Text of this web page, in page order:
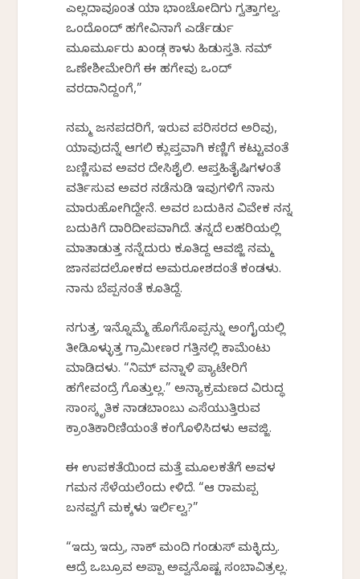
ಎಲ್ಲದಾವೂಂತ ಯಾ ಭಾಂಚೋದಿಗು ಗ್ವತ್ತಾಗಲ್ವ.
ಒಂದೊಂದ್ ಹಗೇವಿನಾಗೆ ಎರ್ಡೆರ್ಡು
ಮೂರ್ಮೂರು ಖಂಡ್ಗ ಕಾಳು ಹಿಡುಸ್ತತಿ. ನಮ್
ಒಣೇಶೀಮೇರಿಗೆ ಈ ಹಗೇವು ಒಂದ್
ವರದಾನಿದ್ದಂಗೆ,”
ನಮ್ಮ ಜನಪದರಿಗೆ, ಇರುವ ಪರಿಸರದ ಅರಿವು,
ಯಾವುದನ್ನೆ ಆಗಲಿ ಕ್ಲುಪ್ತವಾಗಿ ಕಣ್ಣಿಗೆ ಕಟ್ಟುವಂತೆ
ಬಣ್ಣಿಸುವ ಅವರ ದೇಸಿಶೈಲಿ. ಆಪ್ತಹಿತೈಷಿಗಳಂತೆ
ವರ್ತಿಸುವ ಅವರ ನಡೆನುಡಿ ಇವುಗಳಿಗೆ ನಾನು
ಮಾರುಹೋಗಿದ್ದೇನೆ. ಅವರ ಬದುಕಿನ ವಿವೇಕ ನನ್ನ
ಬದುಕಿಗೆ ದಾರಿದೀಪವಾಗಿದೆ. ತನ್ನದೆ ಲಹರಿಯಲ್ಲಿ
ಮಾತಾಡುತ್ತ ನನ್ನೆದುರು ಕೂತಿದ್ದ ಆವಜ್ಜಿ ನಮ್ಮ
ಜಾನಪದಲೋಕದ ಅಮರಕೋಶದಂತೆ ಕಂಡಳು.
ನಾನು ಬೆಪ್ಪನಂತೆ ಕೂತಿದ್ದೆ.
ನಗುತ್ತ, ಇನ್ನೊಮ್ಮೆ ಹೊಗೆಸೊಪ್ಪನ್ನು ಅಂಗೈಯಲ್ಲಿ
ತೀಡಿಕೊಳ್ಳುತ್ತ ಗ್ರಾಮೀಣರ ಗತ್ತಿನಲ್ಲಿ ಕಾಮೆಂಟು
ಮಾಡಿದಳು. “ನಿಮ್ ವನ್ನಾಳಿ ಪ್ಯಾಟೇರಿಗೆ
ಹಗೇವಂದ್ರೆ ಗೊತ್ತುಲ್ಲ.” ಅನ್ಯಾಕ್ರಮಣದ ವಿರುದ್ಧ
ಸಾಂಸ್ಕೃತಿಕ ನಾಡಬಾಂಬು ಎಸೆಯುತ್ತಿರುವ
ಕ್ರಾಂತಿಕಾರಿಣಿಯಂತೆ ಕಂಗೊಳಿಸಿದಳು ಆವಜ್ಜಿ.
ಈ ಉಪಕತೆಯಿಂದ ಮತ್ತೆ ಮೂಲಕತೆಗೆ ಅವಳ
ಗಮನ ಸೆಳೆಯಲೆಂದು ಕೇಳಿದೆ. “ಆ ರಾಮಪ್ಪ
ಬನವ್ವಗೆ ಮಕ್ಕಳು ಇರ್ಲಿಲ್ವ?”
“ಇದ್ರು ಇದ್ರು, ನಾಕ್ ಮಂದಿ ಗಂಡುಸ್ ಮಕ್ಳಿದ್ರು.
ಆದ್ರೆ ಒಬ್ರೂವ ಅಪ್ಪಾ ಅವ್ವನೊಷ್ಟ ಸಂಬಾವಿತ್ರಲ್ಲ.